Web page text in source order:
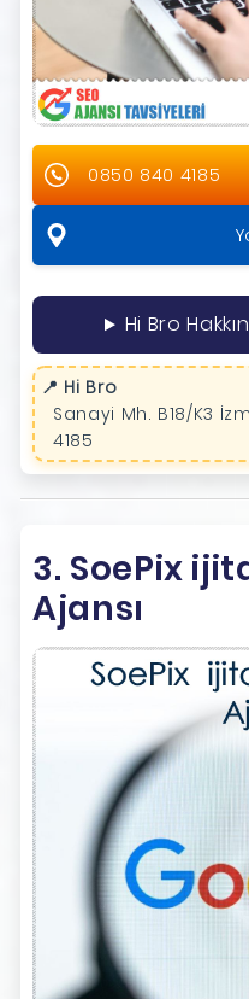
0850 840 4185
Hi Bro
📍 Hi Bro
Sanayi Mh. B18/K3
4185
3. SoePix
Ajansı